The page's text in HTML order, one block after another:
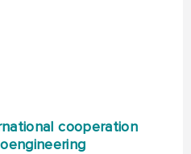
cooperation